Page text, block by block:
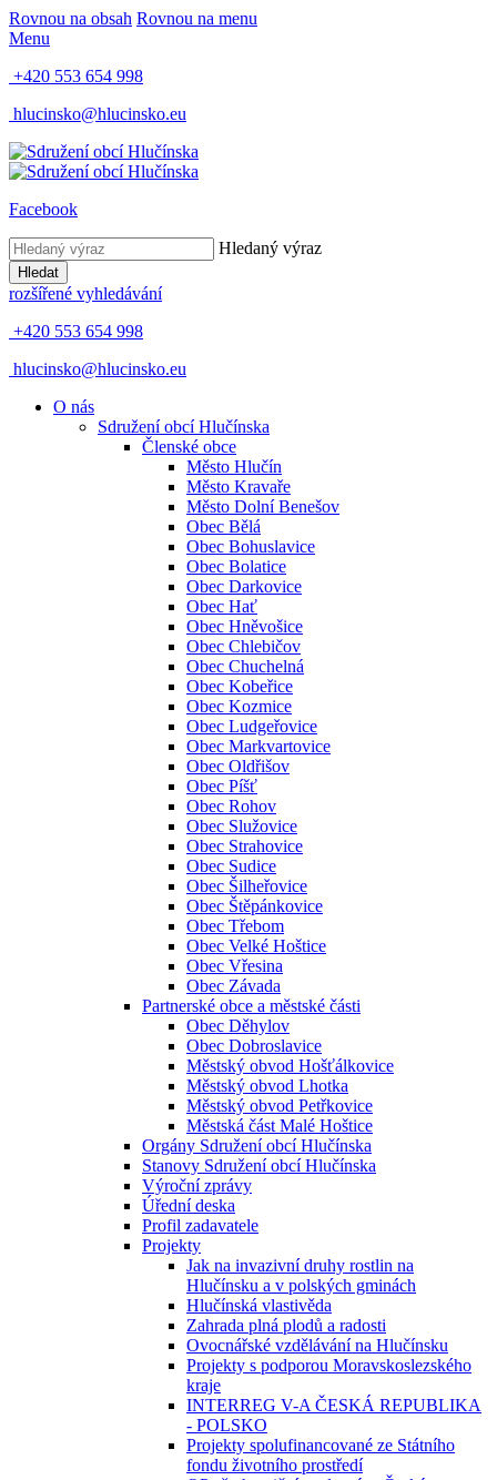
Rovnou na obsah Rovnou na menu
Menu
+420 553 654 998
hlucinsko@hlucinsko.eu
Facebook
Hledaný výraz
Hledat
rozšířené vyhledávání
+420 553 654 998
hlucinsko@hlucinsko.eu
O nás
Sdružení obcí Hlučínska
Členské obce
Město Hlučín
Město Kravaře
Město Dolní Benešov
Obec Bělá
Obec Bohuslavice
Obec Bolatice
Obec Darkovice
Obec Hať
Obec Hněvošice
Obec Chlebičov
Obec Chuchelná
Obec Kobeřice
Obec Kozmice
Obec Ludgeřovice
Obec Markvartovice
Obec Oldřišov
Obec Píšť
Obec Rohov
Obec Služovice
Obec Strahovice
Obec Sudice
Obec Šilheřovice
Obec Štěpánkovice
Obec Třebom
Obec Velké Hoštice
Obec Vřesina
Obec Závada
Partnerské obce a městské části
Obec Děhylov
Obec Dobroslavice
Městský obvod Hošťálkovice
Městský obvod Lhotka
Městský obvod Petřkovice
Městská část Malé Hoštice
Orgány Sdružení obcí Hlučínska
Stanovy Sdružení obcí Hlučínska
Výroční zprávy
Úřední deska
Profil zadavatele
Projekty
Jak na invazivní druhy rostlin na
Hlučínsku a v polských gminách
Hlučínská vlastivěda
Zahrada plná plodů a radosti
Ovocnářské vzdělávání na Hlučínsku
Projekty s podporou Moravskoslezského
kraje
INTERREG V-A ČESKÁ REPUBLIKA
- POLSKO
Projekty spolufinancované ze Státního
fondu životního prostředí